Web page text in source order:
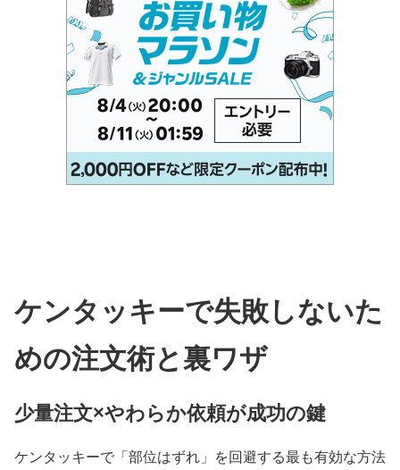
ケンタッキーで失敗しないた
めの注文術と裏ワザ
少量注文×やわらか依頼が成功の鍵
ケンタッキーで「部位はずれ」を回避する最も有効な方法